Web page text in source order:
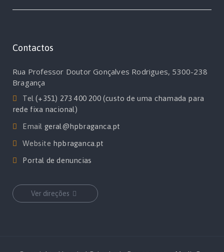
Contactos
Rua Professor Doutor Gonçalves Rodrigues, 5300-238
Bragança
Tel(+351) 273 400 200 (custo de uma chamada para
rede fixa nacional)
Email geral@hpbraganca.pt
Website hpbraganca.pt
Portal de denuncias
Ver direções